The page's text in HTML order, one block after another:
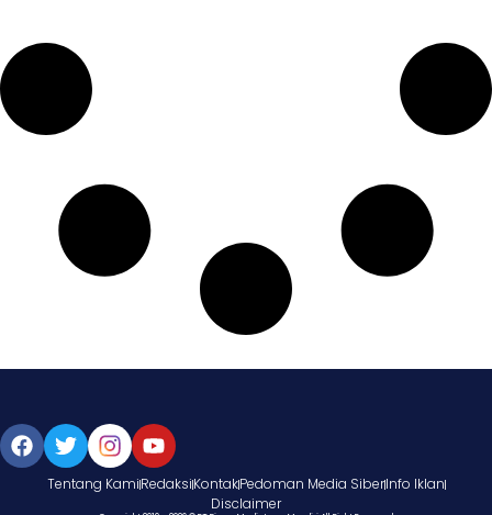
Tentang KamiRedaksiKontakPedoman Media SiberInfo Iklan
Disclaimer